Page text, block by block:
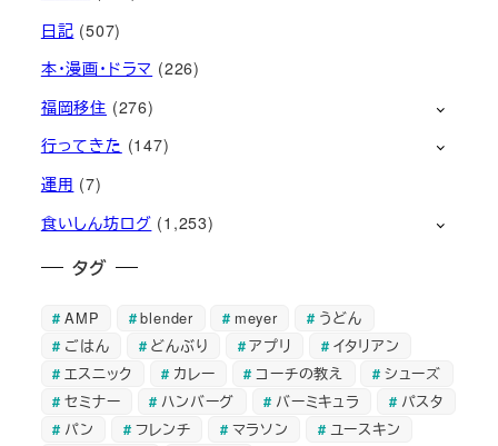
日記 (507)
本・漫画・ドラマ (226)
福岡移住 (276)
行ってきた (147)
運用 (7)
食いしん坊ログ (1,253)
タグ
AMP blender meyer
うどん
ごはん
どんぶり アプリ
イタリアン
エスニック
カレー コーチの教え
シューズ
セミナー
ハンバーグ バーミキュラ
パスタ
パン
フレンチ マラソン
ユースキン